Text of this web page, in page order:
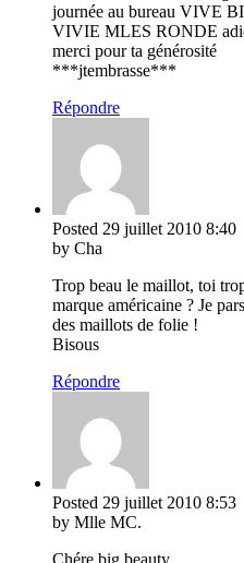
journée au bureau VIVE
VIVIE MLES RONDE
merci pour ta générosité
***jtembrasse***
Répondre
Posted 29 juillet 2010 8:40
by Cha
Trop beau le maillot, toi
marque américaine ? Je
des maillots de folie !
Bisous
Répondre
Posted 29 juillet 2010 8:53
by Mlle MC.
Chére big beauty,